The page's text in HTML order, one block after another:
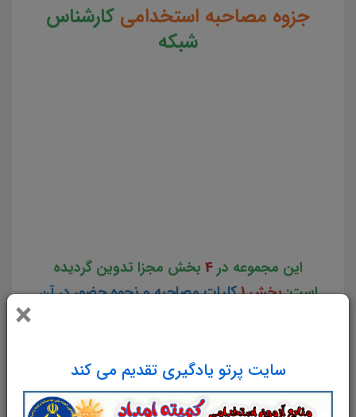
×
سایت پرتو یادگیری تقدیم می کند
جزوه مصاحبه استخدامی کارشناس
شبکه
این مجموعه در
بخش مجزا تدوین گردیده
است:بخش 1 کلیات مصاحبه و نحوه حضور در آن
فیزیکی برای مصاحبه آماده می کند.بخش
2گزینش عمومی که شامل اطلاعات و نکات